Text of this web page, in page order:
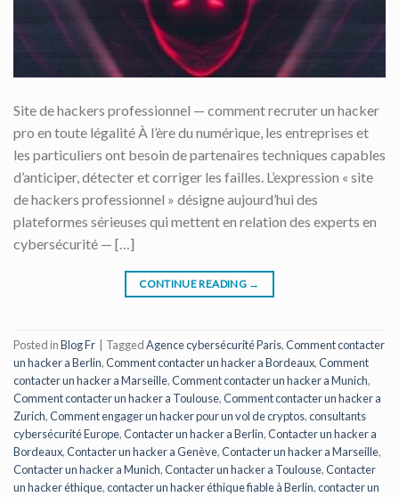
Site de hackers professionnel — comment recruter un hacker
pro en toute légalité À l’ère du numérique, les entreprises et
les particuliers ont besoin de partenaires techniques capables
d’anticiper, détecter et corriger les failles. L’expression « site
de hackers professionnel » désigne aujourd’hui des
plateformes sérieuses qui mettent en relation des experts en
cybersécurité — […]
CONTINUE READING →
Posted inBlog Fr TaggedAgence cybersécurité Paris,Comment contacter
un hacker a Berlin,Comment contacter un hacker a Bordeaux,Comment
contacter un hacker a Marseille,Comment contacter un hacker a Munich,
Comment contacter un hacker a Toulouse,Comment contacter un hacker a
Zurich,Comment engager un hacker pour un vol de cryptos,consultants
cybersécurité Europe,Contacter un hacker a Berlin,Contacter un hacker a
Bordeaux,Contacter un hacker a Genève,Contacter un hacker a Marseille,
Contacter un hacker a Munich,Contacter un hacker a Toulouse,Contacter
un hacker éthique,contacter un hacker éthique fiable à Berlin,contacter un